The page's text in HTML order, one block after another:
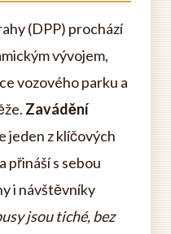
(DPP) prochází
vývojem,
vozového parku a
Zavádění
jeden z klíčových
přináší s sebou
i návštěvníky
jsou tiché, bez